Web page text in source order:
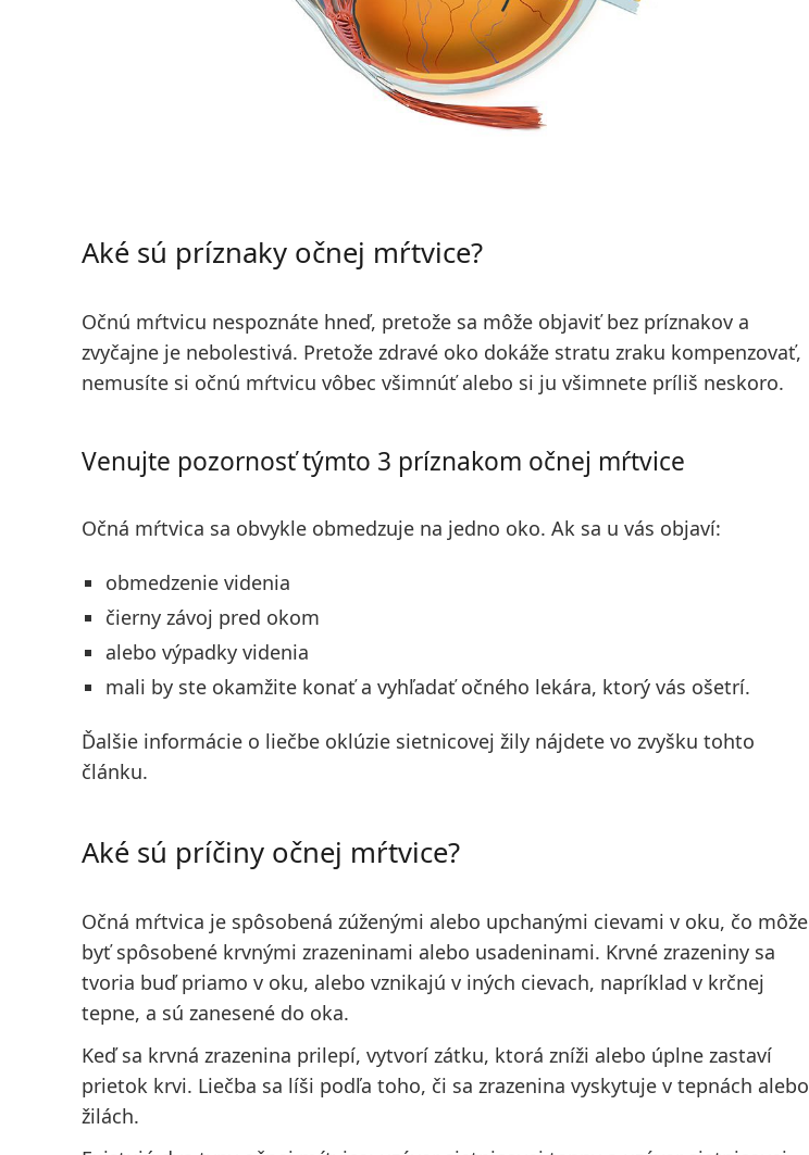
Aké sú príznaky očnej mŕtvice?
Očnú mŕtvicu nespoznáte hneď, pretože sa môže objaviť bez príznakov a
zvyčajne je nebolestivá. Pretože zdravé oko dokáže stratu zraku kompenzovať,
nemusíte si očnú mŕtvicu vôbec všimnúť alebo si ju všimnete príliš neskoro.
Venujte pozornosť týmto 3 príznakom očnej mŕtvice
Očná mŕtvica sa obvykle obmedzuje na jedno oko. Ak sa u vás objaví:
obmedzenie videnia
čierny závoj pred okom
alebo výpadky videnia
mali by ste okamžite konať a vyhľadať očného lekára, ktorý vás ošetrí.
Ďalšie informácie o liečbe oklúzie sietnicovej žily nájdete vo zvyšku tohto
článku.
Aké sú príčiny očnej mŕtvice?
Očná mŕtvica je spôsobená zúženými alebo upchanými cievami v oku, čo môže
byť spôsobené krvnými zrazeninami alebo usadeninami. Krvné zrazeniny sa
tvoria buď priamo v oku, alebo vznikajú v iných cievach, napríklad v krčnej
tepne, a sú zanesené do oka.
Keď sa krvná zrazenina prilepí, vytvorí zátku, ktorá zníži alebo úplne zastaví
prietok krvi. Liečba sa líši podľa toho, či sa zrazenina vyskytuje v tepnách alebo
žilách.